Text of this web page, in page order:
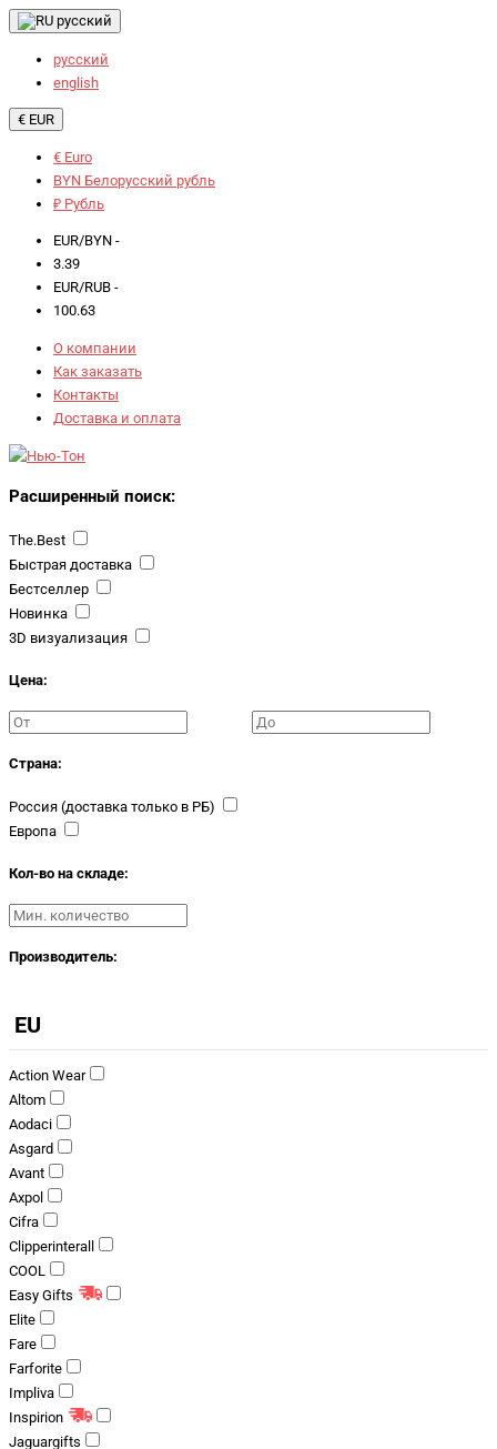
русский
русский
english
€ EUR
€ Euro
BYN Белорусский рубль
₽ Рубль
EUR/BYN -
3.39
EUR/RUB -
100.63
О компании
Как заказать
Контакты
Доставка и оплата
Расширенный поиск:
The.Best
Быстрая доставка
Бестселлер
Новинка
3D визуализация
Цена:
Страна:
Россия (доставка только в РБ)
Европа
Кол-во на складе:
Производитель:
EU
Action Wear
Altom
Aodaci
Asgard
Avant
Axpol
Cifra
Clipperinterall
COOL
Easy Gifts
Elite
Fare
Farforite
Impliva
Inspirion
Jaguargifts